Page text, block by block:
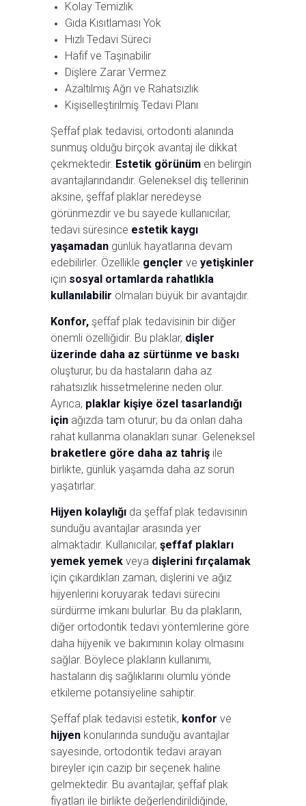
Kolay Temizlik
Gıda Kısıtlaması Yok
Hızlı Tedavi Süreci
Hafif ve Taşınabilir
Dişlere Zarar Vermez
Azaltılmış Ağrı ve Rahatsızlık
Kişiselleştirilmiş Tedavi Planı
Şeffaf plak tedavisi, ortodonti alanında
sunmuş olduğu birçok avantaj ile dikkat
çekmektedir. Estetik görünüm en belirgin
avantajlarındandır. Geleneksel diş tellerinin
aksine, şeffaf plaklar neredeyse
görünmezdir ve bu sayede kullanıcılar,
tedavi süresince estetik kaygı
yaşamadan günlük hayatlarına devam
edebilirler. Özellikle gençler ve yetişkinler
için sosyal ortamlarda rahatlıkla
kullanılabilir olmaları büyük bir avantajdır.
Konfor, şeffaf plak tedavisinin bir diğer
önemli özelliğidir. Bu plaklar, dişler
üzerinde daha az sürtünme ve baskı
oluşturur, bu da hastaların daha az
rahatsızlık hissetmelerine neden olur.
Ayrıca, plaklar kişiye özel tasarlandığı
için ağızda tam oturur; bu da onları daha
rahat kullanma olanakları sunar. Geleneksel
braketlere göre daha az tahriş ile
birlikte, günlük yaşamda daha az sorun
yaşatırlar.
Hijyen kolaylığı da şeffaf plak tedavisinin
sunduğu avantajlar arasında yer
almaktadır. Kullanıcılar, şeffaf plakları
yemek yemek veya dişlerini fırçalamak
için çıkardıkları zaman, dişlerini ve ağız
hijyenlerini koruyarak tedavi sürecini
sürdürme imkanı bulurlar. Bu da plakların,
diğer ortodontik tedavi yöntemlerine göre
daha hijyenik ve bakımının kolay olmasını
sağlar. Böylece plakların kullanımı,
hastaların diş sağlıklarını olumlu yönde
etkileme potansiyeline sahiptir.
Şeffaf plak tedavisi estetik, konfor ve
hijyen konularında sunduğu avantajlar
sayesinde, ortodontik tedavi arayan
bireyler için cazip bir seçenek haline
gelmektedir. Bu avantajlar, şeffaf plak
fiyatları ile birlikte değerlendirildiğinde,